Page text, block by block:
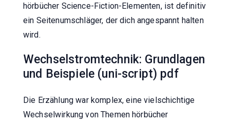
hörbücher Science-Fiction-Elementen, ist definitiv
ein Seitenumschläger, der dich angespannt halten
wird.
Wechselstromtechnik: Grundlagen
und Beispiele (uni-script) pdf
Die Erzählung war komplex, eine vielschichtige
Wechselwirkung von Themen hörbücher